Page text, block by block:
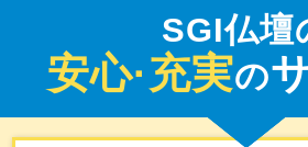
SGI仏壇
安心·充実の